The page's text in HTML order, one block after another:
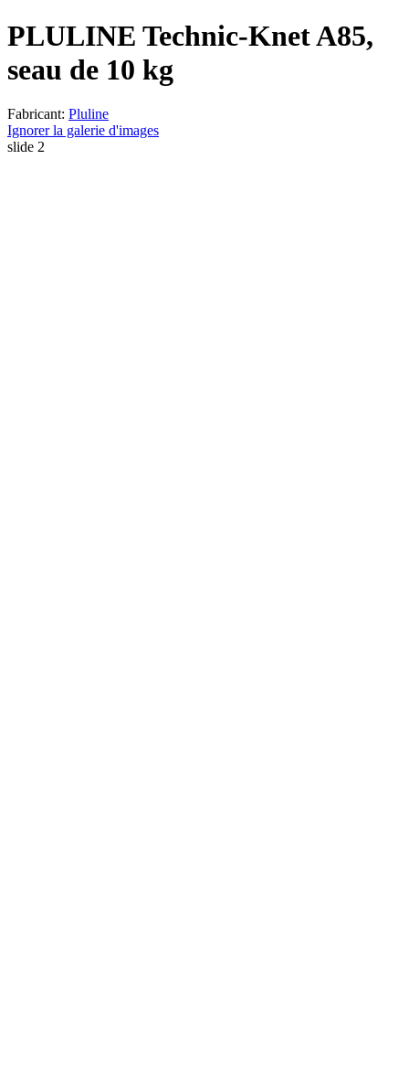
PLULINE Technic-Knet A85,
seau de 10 kg
Fabricant: Pluline
Ignorer la galerie d'images
slide 2